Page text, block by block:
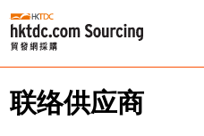
联络供应商